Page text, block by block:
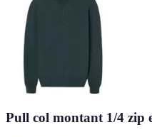
Pull col montant 1/4 zip